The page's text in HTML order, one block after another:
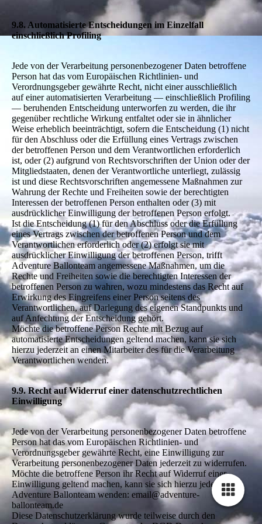
9.8. Automatisierte Entscheidungen im Einzelfall
einschließlich Profiling
Jede von der Verarbeitung personenbezogener Daten betroffene
Person hat das vom Europäischen Richtlinien- und
Verordnungsgeber gewährte Recht, nicht einer ausschließlich
auf einer automatisierten Verarbeitung — einschließlich Profiling
— beruhenden Entscheidung unterworfen zu werden, die ihr
gegenüber rechtliche Wirkung entfaltet oder sie in ähnlicher
Weise erheblich beeinträchtigt, sofern die Entscheidung (1) nicht
für den Abschluss oder die Erfüllung eines Vertrags zwischen
der betroffenen Person und dem Verantwortlichen erforderlich
ist, oder (2) aufgrund von Rechtsvorschriften der Union oder der
Mitgliedstaaten, denen der Verantwortliche unterliegt, zulässig
ist und diese Rechtsvorschriften angemessene Maßnahmen zur
Wahrung der Rechte und Freiheiten sowie der berechtigten
Interessen der betroffenen Person enthalten oder (3) mit
ausdrücklicher Einwilligung der betroffenen Person erfolgt.
Ist die Entscheidung (1) für den Abschluss oder die Erfüllung
eines Vertrags zwischen der betroffenen Person und dem
Verantwortlichen erforderlich oder (2) erfolgt sie mit
ausdrücklicher Einwilligung der betroffenen Person, trifft
Adventure Ballonteam angemessene Maßnahmen, um die
Rechte und Freiheiten sowie die berechtigten Interessen der
betroffenen Person zu wahren, wozu mindestens das Recht auf
Erwirkung des Eingreifens einer Person seitens des
Verantwortlichen, auf Darlegung des eigenen Standpunkts und
auf Anfechtung der Entscheidung gehört.
Möchte die betroffene Person Rechte mit Bezug auf
automatisierte Entscheidungen geltend machen, kann sie sich
hierzu jederzeit an einen Mitarbeiter des für die Verarbeitung
Verantwortlichen wenden.
9.9. Recht auf Widerruf einer datenschutzrechtlichen
Einwilligung
Jede von der Verarbeitung personenbezogener Daten betroffene
Person hat das vom Europäischen Richtlinien- und
Verordnungsgeber gewährte Recht, eine Einwilligung zur
Verarbeitung personenbezogener Daten jederzeit zu widerrufen.
Möchte die betroffene Person ihr Recht auf Widerruf einer
Einwilligung geltend machen, kann sie sich hierzu jederzeit an
Adventure Ballonteam wenden: email@adventure-
ballonteam.de
Diese Datenschutzerklärung wurde teilweise durch den